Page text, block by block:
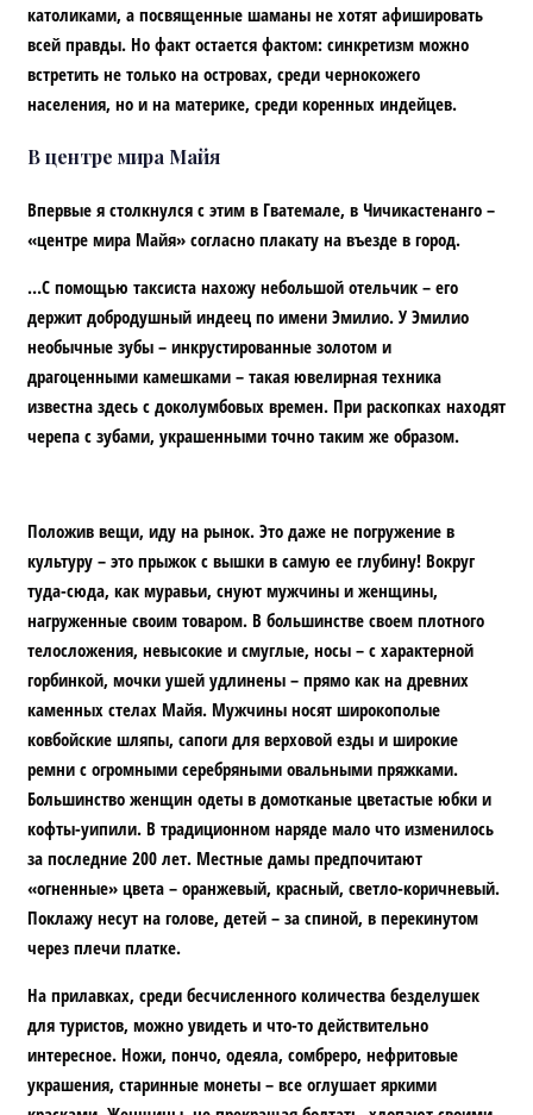
католиками, а посвященные шаманы не хотят афишировать
всей правды. Но факт остается фактом: синкретизм можно
встретить не только на островах, среди чернокожего
населения, но и на материке, среди коренных индейцев.
В центре мира Майя
Впервые я столкнулся с этим в Гватемале, в Чичикастенанго –
«центре мира Майя» согласно плакату на въезде в город.
…С помощью таксиста нахожу небольшой отельчик – его
держит добродушный индеец по имени Эмилио. У Эмилио
необычные зубы – инкрустированные золотом и
драгоценными камешками – такая ювелирная техника
известна здесь с доколумбовых времен. При раскопках находят
черепа с зубами, украшенными точно таким же образом.
Положив вещи, иду на рынок. Это даже не погружение в
культуру – это прыжок с вышки в самую ее глубину! Вокруг
туда-сюда, как муравьи, снуют мужчины и женщины,
нагруженные своим товаром. В большинстве своем плотного
телосложения, невысокие и смуглые, носы – с характерной
горбинкой, мочки ушей удлинены – прямо как на древних
каменных стелах Майя. Мужчины носят широкополые
ковбойские шляпы, сапоги для верховой езды и широкие
ремни с огромными серебряными овальными пряжками.
Большинство женщин одеты в домотканые цветастые юбки и
кофты-уипили. В традиционном наряде мало что изменилось
за последние 200 лет. Местные дамы предпочитают
«огненные» цвета – оранжевый, красный, светло-коричневый.
Поклажу несут на голове, детей – за спиной, в перекинутом
через плечи платке.
На прилавках, среди бесчисленного количества безделушек
для туристов, можно увидеть и что-то действительно
интересное. Ножи, пончо, одеяла, сомбреро, нефритовые
украшения, старинные монеты – все оглушает яркими